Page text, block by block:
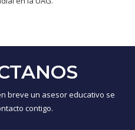
breve un asesor educativo se
contigo.